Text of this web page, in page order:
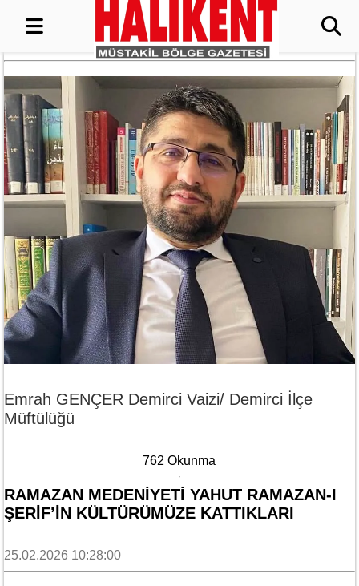
Emrah GENÇER Demirci Vaizi/ Demirci İlçe
Müftülüğü
762 Okunma
RAMAZAN MEDENİYETİ YAHUT RAMAZAN-I
ŞERİF’İN KÜLTÜRÜMÜZE KATTIKLARI
25.02.2026 10:28:00